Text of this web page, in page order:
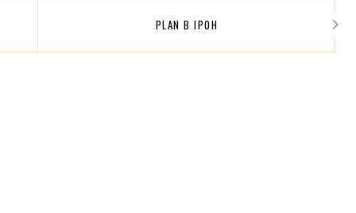
PLAN B IPOH